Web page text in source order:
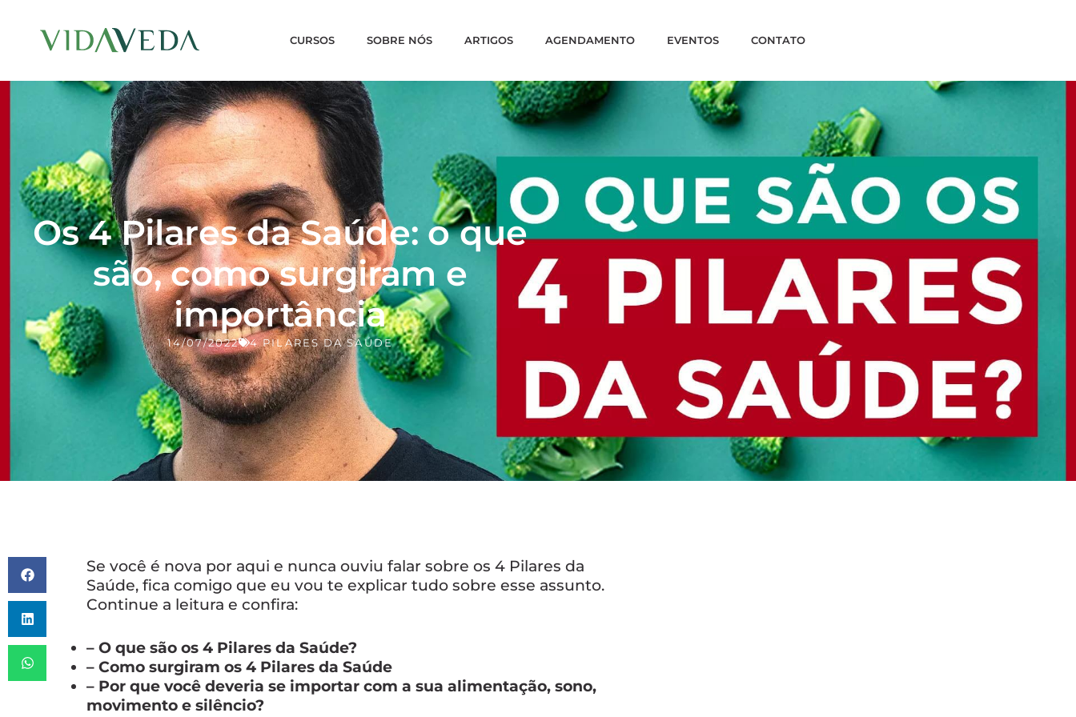
CURSOS SOBRE NÓS ARTIGOS AGENDAMENTO EVENTOS CONTATO
Os 4 Pilares da Saúde: o que
são, como surgiram e
importância
14/07/2022 4 PILARES DA SAÚDE
Se você é nova por aqui e nunca ouviu falar sobre os 4 Pilares da
Saúde, fica comigo que eu vou te explicar tudo sobre esse assunto.
Continue a leitura e confira:
– O que são os 4 Pilares da Saúde?
– Como surgiram os 4 Pilares da Saúde
– Por que você deveria se importar com a sua alimentação, sono,
movimento e silêncio?